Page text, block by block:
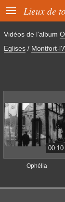
 Lieux de
Vidéos de l'album
Eglises / Montfort-
00:10
Ophélia